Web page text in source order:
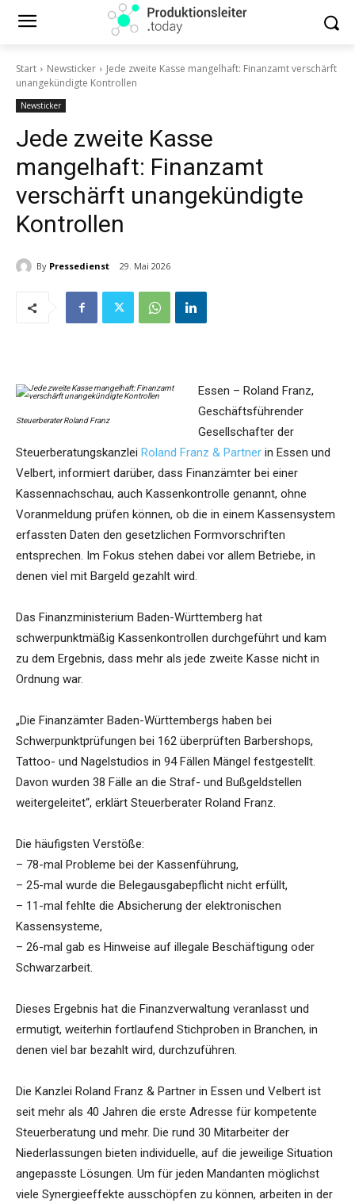
Start Newsticker
Jede zweite Kasse mangelhaft: Finanzamt verschärft
unangekündigte Kontrollen
Newsticker
Jede zweite Kasse
mangelhaft: Finanzamt
verschärft unangekündigte
Kontrollen
By Pressedienst 29. Mai 2026
Steuerberater Roland Franz
Essen – Roland Franz,
Geschäftsführender
Gesellschafter der
Steuerberatungskanzlei Roland Franz & Partner in Essen und
Velbert, informiert darüber, dass Finanzämter bei einer
Kassennachschau, auch Kassenkontrolle genannt, ohne
Voranmeldung prüfen können, ob die in einem Kassensystem
erfassten Daten den gesetzlichen Formvorschriften
entsprechen. Im Fokus stehen dabei vor allem Betriebe, in
denen viel mit Bargeld gezahlt wird.
Das Finanzministerium Baden-Württemberg hat
schwerpunktmäßig Kassenkontrollen durchgeführt und kam
zu dem Ergebnis, dass mehr als jede zweite Kasse nicht in
Ordnung war.
„Die Finanzämter Baden-Württembergs haben bei
Schwerpunktprüfungen bei 162 überprüften Barbershops,
Tattoo- und Nagelstudios in 94 Fällen Mängel festgestellt.
Davon wurden 38 Fälle an die Straf- und Bußgeldstellen
weitergeleitet“, erklärt Steuerberater Roland Franz.
Die häufigsten Verstöße:
– 78-mal Probleme bei der Kassenführung,
– 25-mal wurde die Belegausgabepflicht nicht erfüllt,
– 11-mal fehlte die Absicherung der elektronischen
Kassensysteme,
– 26-mal gab es Hinweise auf illegale Beschäftigung oder
Schwarzarbeit.
Dieses Ergebnis hat die Finanzverwaltung veranlasst und
ermutigt, weiterhin fortlaufend Stichproben in Branchen, in
denen viel bar bezahlt wird, durchzuführen.
Die Kanzlei Roland Franz & Partner in Essen und Velbert ist
seit mehr als 40 Jahren die erste Adresse für kompetente
Steuerberatung und mehr. Die rund 30 Mitarbeiter der
Niederlassungen bieten individuelle, auf die jeweilige Situation
angepasste Lösungen. Um für jeden Mandanten möglichst
viele Synergieeffekte ausschöpfen zu können, arbeiten in der